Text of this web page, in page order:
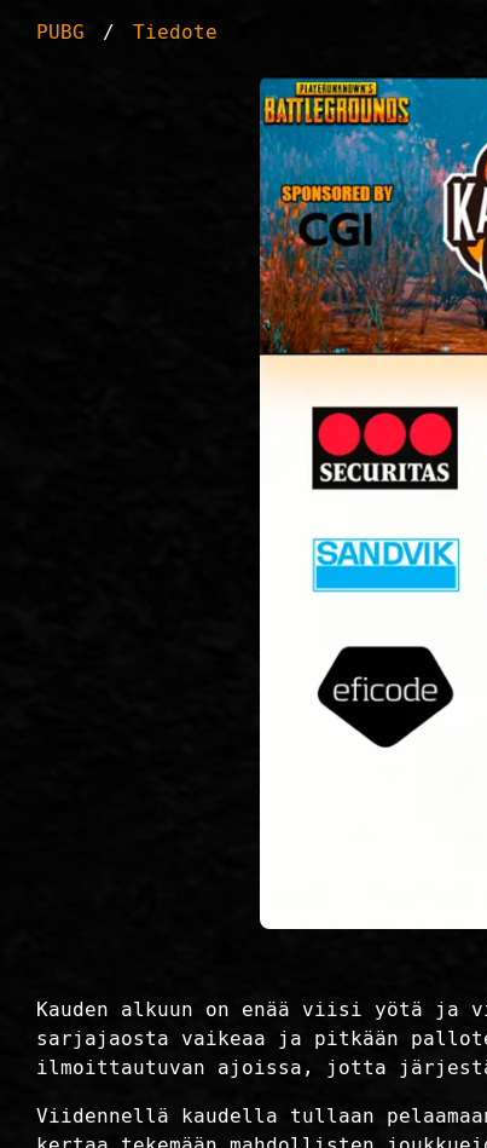
PUBG Tiedote
Kauden alkuun on enää viisi yötä ja
sarjajaosta vaikeaa ja pitkään
ilmoittautuvan ajoissa, jotta
Viidennellä kaudella tullaan